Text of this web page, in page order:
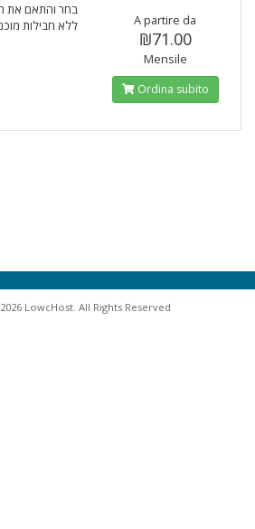
בחר והתאם את
ללא חבילות
A partire da
₪71.00
Mensile
Ordina subito
LowcHost. All Rights Reserved.